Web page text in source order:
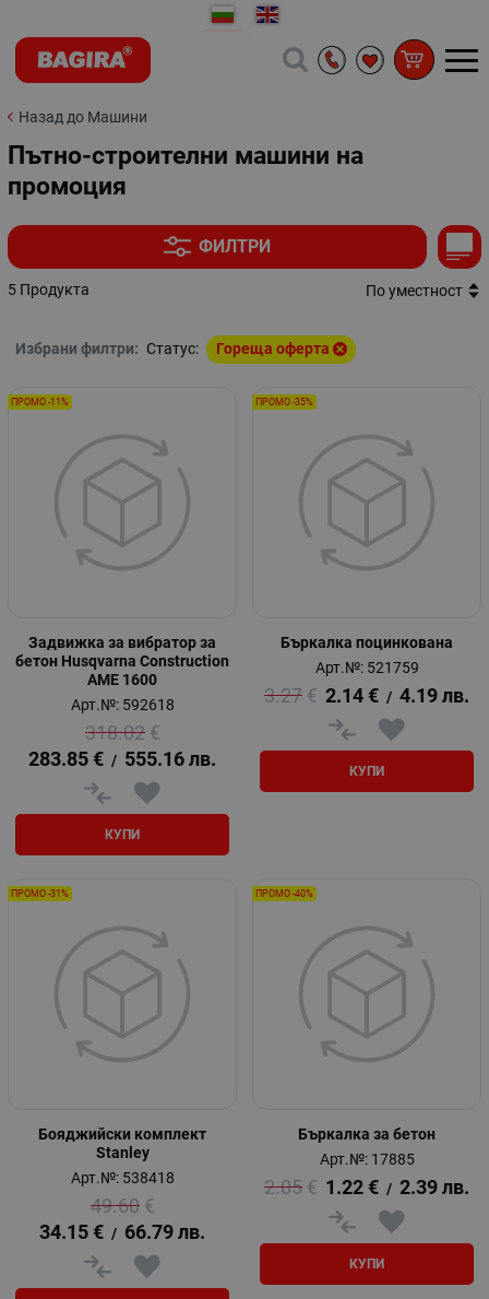
Назад до Машини
Пътно-строителни машини на
промоция
ФИЛТРИ
5 Продукта По уместност
Избрани филтри: Статус: Гореща оферта
Задвижка за вибратор за
бетон Husqvarna Construction
AME 1600
Арт.№: 592618
318.02 €
283.85 € / 555.16 лв.
КУПИ
ПРОМО -11%
Бъркалка поцинкована
Арт.№: 521759
3.27 € 2.14 € / 4.19 лв.
КУПИ
ПРОМО -35%
Бояджийски комплект
Stanley
Арт.№: 538418
49.60 €
34.15 € / 66.79 лв.
ПРОМО -31%
Бъркалка за бетон
Арт.№: 17885
2.05 € 1.22 € / 2.39 лв.
КУПИ
ПРОМО -40%